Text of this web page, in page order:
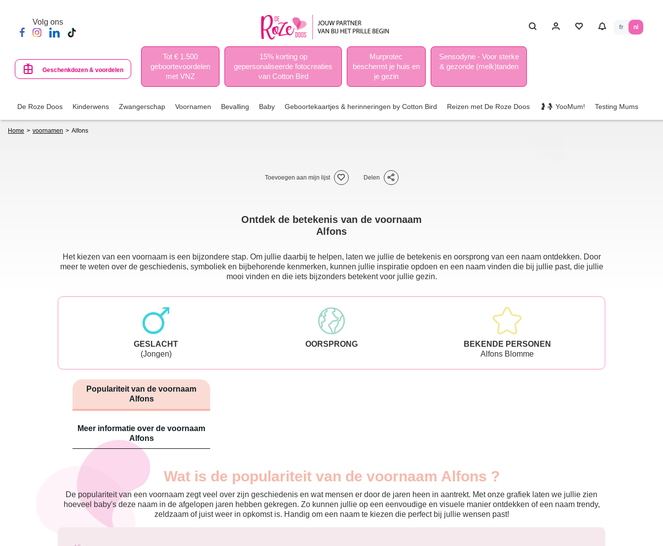
content
Volg ons
fr nl
Geschenkdozen & voordelen
Tot € 1.500
geboortevoordelen
met VNZ
15% korting op
gepersonaliseerde fotocreaties
van Cotton Bird
Murprotec
beschermt je huis en
je gezin
Sensodyne - Voor sterke
& gezonde (melk)tanden
De Roze Doos Kinderwens Zwangerschap Voornamen Bevalling Baby Geboortekaartjes & herinneringen by Cotton Bird Reizen met De Roze Doos 🤰🤱 YooMum! Testing Mums
Home voornamen Alfons
Toevoegen aan mijn lijst Delen
Ontdek de betekenis van de voornaam
Alfons
Het kiezen van een voornaam is een bijzondere stap. Om jullie daarbij te helpen, laten we jullie de betekenis en oorsprong van een naam ontdekken. Door
meer te weten over de geschiedenis, symboliek en bijbehorende kenmerken, kunnen jullie inspiratie opdoen en een naam vinden die bij jullie past, die jullie
mooi vinden en die iets bijzonders betekent voor jullie gezin.
GESLACHT
(Jongen)
OORSPRONG
BEKENDE PERSONEN
Alfons Blomme
Populariteit van de voornaam
Alfons
Meer informatie over de voornaam
Alfons
Wat is de populariteit van de voornaam Alfons ?
De populariteit van een voornaam zegt veel over zijn geschiedenis en wat mensen er door de jaren heen in aantrekt. Met onze grafiek laten we jullie zien
hoeveel baby's deze naam in de afgelopen jaren hebben gekregen. Zo kunnen jullie op een eenvoudige en visuele manier ontdekken of een naam trendy,
zeldzaam of juist weer in opkomst is. Handig om een naam te kiezen die perfect bij jullie wensen past!
Année
2020
7
2021
9